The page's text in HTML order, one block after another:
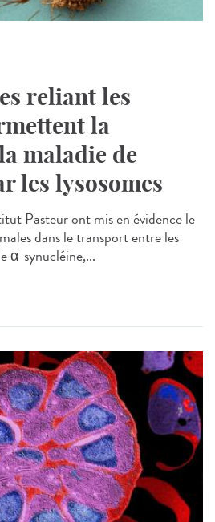
reliant les
la
maladie de
les lysosomes
Pasteur ont mis en évidence le
dans le transport entre les
α-synucléine,...